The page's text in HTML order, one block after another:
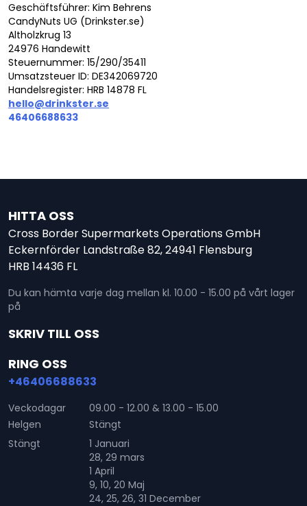
Geschäftsführer: Kim Behrens
CandyNuts UG (Drinkster.se)
Altholzkrug 13
24976 Handewitt
Steuernummer: 15/290/35411
Umsatzsteuer ID: DE342069720
Handelsregister: HRB 14878 FL
hello@drinkster.se
46406688633
HITTA OSS
Cross Border Supermarkets Operations GmbH
Eckernförder Landstraße 82, 24941 Flensburg
HRB 14436 FL
Du kan hämta varje dag mellan kl. 10.00 - 15.00 på vårt lager
på
SKRIV TILL OSS
RING OSS
+46406688633
Veckodagar
09.00 - 12.00 & 13.00 - 15.00
Helgen
Stängt
Stängt
1 Januari
28, 29 mars
1 April
9, 10, 20 Maj
24, 25, 26, 31 December